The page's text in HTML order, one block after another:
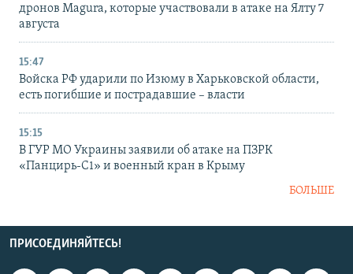
дронов Magura, которые участвовали в атаке на Ялту 7
августа
15:47
Войска РФ ударили по Изюму в Харьковской области,
есть погибшие и пострадавшие – власти
15:15
В ГУР МО Украины заявили об атаке на ПЗРК
«Панцирь-С1» и военный кран в Крыму
БОЛЬШЕ
ПРИСОЕДИНЯЙТЕСЬ!